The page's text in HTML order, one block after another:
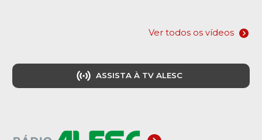
Ver todos os vídeos
ASSISTA À TV ALESC